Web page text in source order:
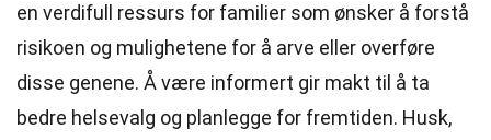
en verdifull ressurs for familier som ønsker å forstå
risikoen og mulighetene for å arve eller overføre
disse genene. Å være informert gir makt til å ta
bedre helsevalg og planlegge for fremtiden. Husk,